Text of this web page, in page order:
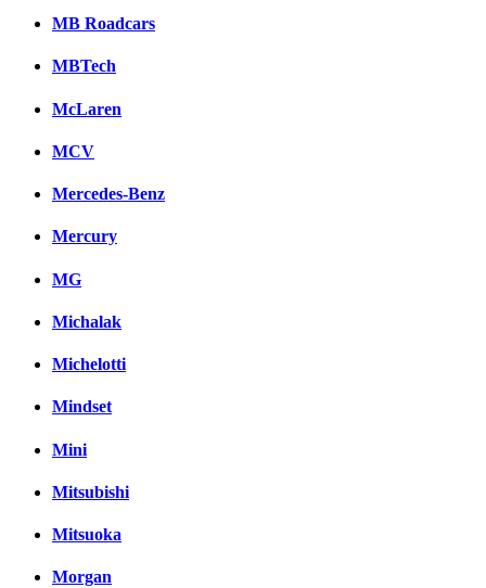
MB Roadcars
MBTech
McLaren
MCV
Mercedes-Benz
Mercury
MG
Michalak
Michelotti
Mindset
Mini
Mitsubishi
Mitsuoka
Morgan